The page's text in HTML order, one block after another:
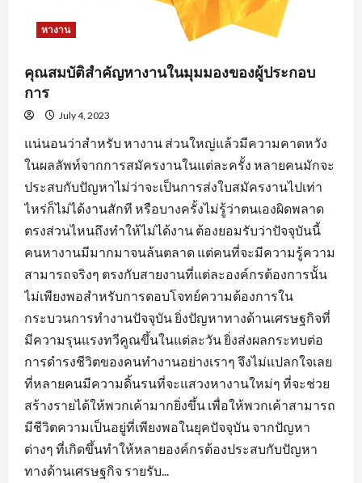
หางาน
คุณสมบัติสำคัญหางานในมุมมองของผู้ประกอบ
การ
July 4, 2023
แน่นอนว่าสำหรับ หางาน ส่วนใหญ่แล้วมีความคาดหวัง
ในผลลัพท์จากการสมัครงานในแต่ละครั้ง หลายคนมักจะ
ประสบกับปัญหาไม่ว่าจะเป็นการส่งใบสมัครงานไปเท่า
ไหร่ก็ไม่ได้งานสักที หรือบางครั้งไม่รู้ว่าตนเองผิดพลาด
ตรงส่วนไหนถึงทำให้ไม่ได้งาน ต้องยอมรับว่าปัจจุบันนี้
คนหางานมีมากมาจนล้นตลาด แต่คนที่จะมีความรู้ความ
สามารถจริงๆ ตรงกับสายงานที่แต่ละองค์กรต้องการนั้น
ไม่เพียงพอสำหรับการตอบโจทย์ความต้องการใน
กระบวนการทำงานปัจจุบัน ยิ่งปัญหาทางด้านเศรษฐกิจที่
มีความรุนแรงทวีคูณขึ้นในแต่ละวัน ยิ่งส่งผลกระทบต่อ
การดำรงชีวิตของคนทำงานอย่างเราๆ จึงไม่แปลกใจเลย
ที่หลายคนมีความดิ้นรนที่จะแสวงหางานใหม่ๆ ที่จะช่วย
สร้างรายได้ให้พวกเค้ามากยิ่งขึ้น เพื่อให้พวกเค้าสามารถ
มีชีวิตความเป็นอยู่ที่เพียงพอในยุคปัจจุบัน จากปัญหา
ต่างๆ ที่เกิดขึ้นทำให้หลายองค์กรต้องประสบกับปัญหา
ทางด้านเศรษฐกิจ รายรับ...